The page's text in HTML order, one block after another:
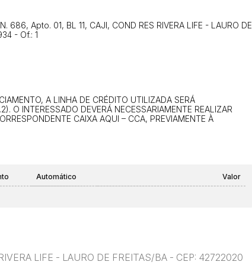
686, Apto. 01, BL 11, CAJI, COND RES RIVERA LIFE - LAURO DE
- Of.: 1
A LINHA DE CRÉDITO UTILIZADA SERÁ
O INTERESSADO DEVERÁ NECESSARIAMENTE REALIZAR
CAIXA AQUI – CCA, PREVIAMENTE À
Automático Valor
LIFE - LAURO DE FREITAS/BA - CEP: 42722020
14/04/2025 18:43:11 TIAGOFELIPE